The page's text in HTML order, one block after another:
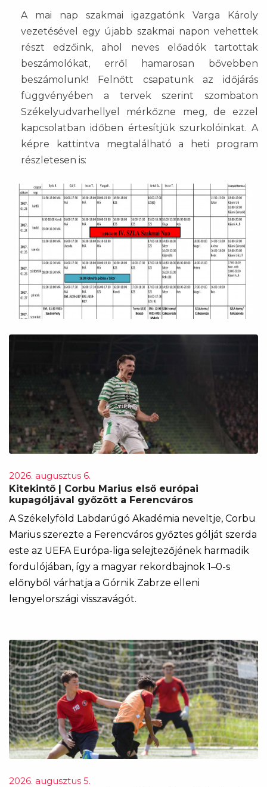
A mai nap szakmai igazgatónk Varga Károly
vezetésével egy újabb szakmai napon vehettek
részt edzőink, ahol neves előadók tartottak
beszámolókat, erről hamarosan bővebben
beszámolunk! Felnőtt csapatunk az időjárás
függvényében a tervek szerint szombaton
Székelyudvarhellyel mérkőzne meg, de ezzel
kapcsolatban időben értesítjük szurkolóinkat. A
képre kattintva megtalálható a heti program
részletesen is:
2026. augusztus 6.
Kitekintő | Corbu Marius első európai
kupagóljával győzött a Ferencváros
A Székelyföld Labdarúgó Akadémia neveltje, Corbu
Marius szerezte a Ferencváros győztes gólját szerda
este az UEFA Európa-liga selejtezőjének harmadik
fordulójában, így a magyar rekordbajnok 1–0-s
előnyből várhatja a Górnik Zabrze elleni
lengyelországi visszavágót.
2026. augusztus 5.